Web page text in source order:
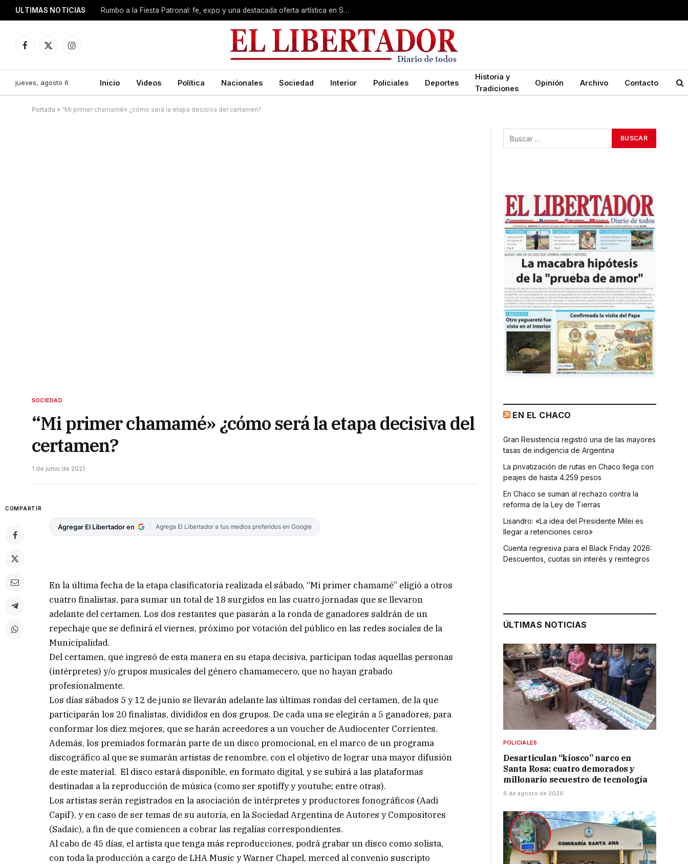
ULTIMAS NOTICIAS Rumbo a la Fiesta Patronal: fe, expo y una destacada oferta artística en San Roque
Facebook
X
Instagram
jueves, agosto 6 Inicio Videos Política Nacionales Sociedad Interior Policiales Deportes
Historia y
Tradiciones
Opinión Archivo Contacto
Portada » “Mi primer chamamé» ¿cómo será la etapa decisiva del certamen?
SOCIEDAD
“Mi primer chamamé» ¿cómo será la etapa decisiva del
certamen?
1 de junio de 2021
COMPARTIR
Agregar El Libertador en Agrega El Libertador a tus medios preferidos en Google
En la última fecha de la etapa clasificatoria realizada el sábado, “Mi primer chamamé” eligió a otros
cuatro finalistas, para sumar un total de 18 surgidos en las cuatro jornadas que se llevaron
adelante del certamen. Los dos restantes que pasarán a la ronda de ganadores saldrán de un
repechaje que se definirá el viernes, próximo por votación del público en las redes sociales de la
Municipalidad.
Del certamen, que ingresó de esta manera en su etapa decisiva, participan todas aquellas personas
(intérpretes) y/o grupos musicales del género chamamecero, que no hayan grabado
profesionalmente.
Los días sábados 5 y 12 de junio se llevarán adelante las últimas rondas del certamen, de la que
participarán los 20 finalistas, divididos en dos grupos. De cada una se elegirán a 5 ganadores, para
conformar los diez mejores, que se harán acreedores a un voucher de Audiocenter Corrientes.
Además, los premiados formarán parte de un disco promocional, en el marco de un programa
discográfico al que se sumarán artistas de renombre, con el objetivo de lograr una mayor difusión
de este material. El disco estará disponible, en formato digital, y se subirá a las plataformas
destinadas a la reproducción de música (como ser spotiffy y youtube; entre otras).
Los artistas serán registrados en la asociación de intérpretes y productores fonográficos (Aadi
Capif), y en caso de ser temas de su autoría, en la Sociedad Argentina de Autores y Compositores
(Sadaic), a fin de que comiencen a cobrar las regalías correspondientes.
Al cabo de 45 días, el artista que tenga más reproducciones, podrá grabar un disco como solista,
con toda la producción a cargo de LHA Music y Warner Chapel, merced al convenio suscripto
EN EL CHACO
Gran Resistencia registró una de las mayores
tasas de indigencia de Argentina
La privatización de rutas en Chaco llega con
peajes de hasta 4.259 pesos
En Chaco se suman al rechazo contra la
reforma de la Ley de Tierras
Lisandro: «La idea del Presidente Milei es
llegar a retenciones cero»
Cuenta regresiva para el Black Friday 2026:
Descuentos, cuotas sin interés y reintegros
ÚLTIMAS NOTICIAS
POLICIALES
Desarticulan “kiosco” narco en
Santa Rosa: cuatro demorados y
millonario secuestro de tecnología
6 de agosto de 2026